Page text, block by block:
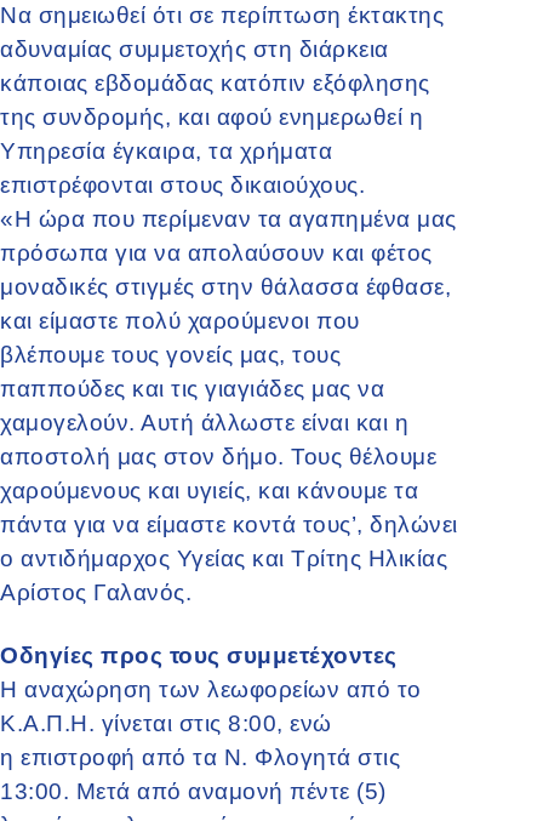
Να σημειωθεί ότι σε περίπτωση έκτακτης
αδυναμίας συμμετοχής στη διάρκεια
κάποιας εβδομάδας κατόπιν εξόφλησης
της συνδρομής, και αφού ενημερωθεί η
Υπηρεσία έγκαιρα, τα χρήματα
επιστρέφονται στους δικαιούχους.
«Η ώρα που περίμεναν τα αγαπημένα μας
πρόσωπα για να απολαύσουν και φέτος
μοναδικές στιγμές στην θάλασσα έφθασε,
και είμαστε πολύ χαρούμενοι που
βλέπουμε τους γονείς μας, τους
παππούδες και τις γιαγιάδες μας να
χαμογελούν. Αυτή άλλωστε είναι και η
αποστολή μας στον δήμο. Τους θέλουμε
χαρούμενους και υγιείς, και κάνουμε τα
πάντα για να είμαστε κοντά τους’, δηλώνει
ο αντιδήμαρχος Υγείας και Τρίτης Ηλικίας
Αρίστος Γαλανός.
Οδηγίες προς τους συμμετέχοντες
Η αναχώρηση των λεωφορείων από το
Κ.Α.Π.Η. γίνεται στις 8:00, ενώ
η επιστροφή από τα Ν. Φλογητά στις
13:00. Μετά από αναμονή πέντε (5)